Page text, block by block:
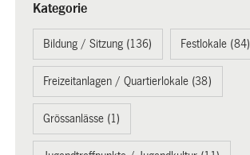
Kategorie
Bildung / Sitzung (136) Festlokale (84)
Freizeitanlagen / Quartierlokale (38)
Grössanlässe (1)